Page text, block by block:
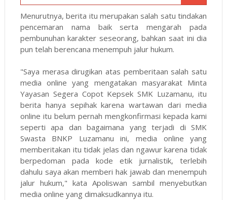
Menurutnya, berita itu merupakan salah satu tindakan
pencemaran nama baik serta mengarah pada
pembunuhan karakter seseorang, bahkan saat ini dia
pun telah berencana menempuh jalur hukum.
"Saya merasa dirugikan atas pemberitaan salah satu
media online yang mengatakan masyarakat Minta
Yayasan Segera Copot Kepsek SMK Luzamanu, itu
berita hanya sepihak karena wartawan dari media
online itu belum pernah mengkonfirmasi kepada kami
seperti apa dan bagaimana yang terjadi di SMK
Swasta BNKP Luzamanu ini, media online yang
memberitakan itu tidak jelas dan ngawur karena tidak
berpedoman pada kode etik jurnalistik, terlebih
dahulu saya akan memberi hak jawab dan menempuh
jalur hukum," kata Apoliswan sambil menyebutkan
media online yang dimaksudkannya itu.